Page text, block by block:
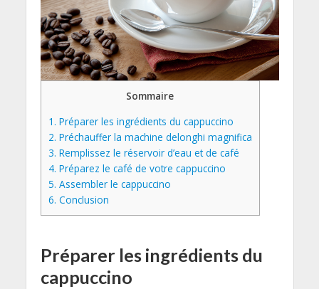
Sommaire
1. Préparer les ingrédients du cappuccino
2. Préchauffer la machine delonghi magnifica
3. Remplissez le réservoir d’eau et de café
4. Préparez le café de votre cappuccino
5. Assembler le cappuccino
6. Conclusion
Préparer les ingrédients du
cappuccino